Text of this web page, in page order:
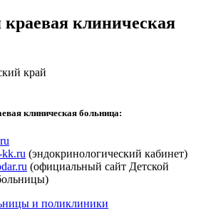
краевая клиническая
край
клиническая больница:
kk.ru (эндокринологический кабинет)
(официальный сайт Детской
и поликлиники